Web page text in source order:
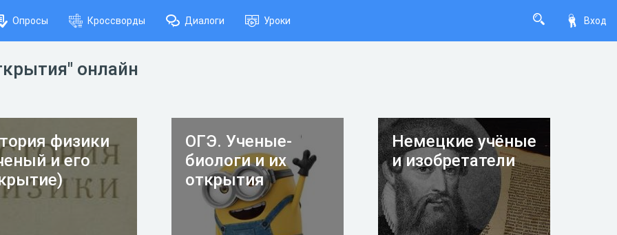
Вход
Опросы Кроссворды Диалоги Уроки
онлайн
физики
и его
ОГЭ. Ученые-
биологи и их
открытия
Немецкие учёные
и изобретатели